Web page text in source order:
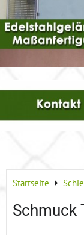
Startseite
Schmuck